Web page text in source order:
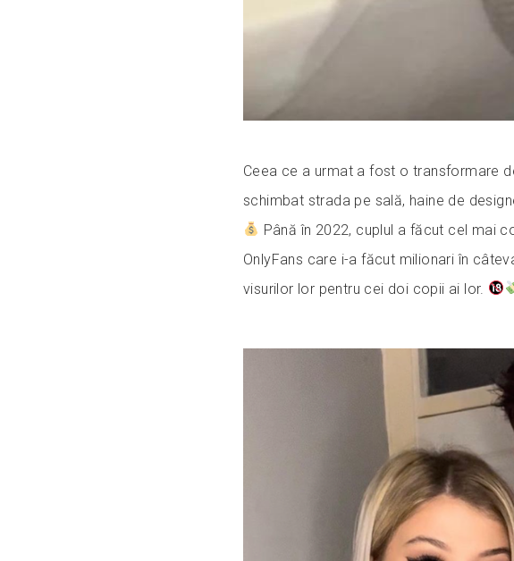
Ceea ce a urmat a fost o transformare
schimbat strada pe sală, haine de
Până în 2022, cuplul a făcut cel mai
OnlyFans care i-a făcut milionari în
visurilor lor pentru cei doi copii ai lor.